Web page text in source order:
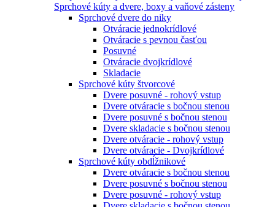
Sprchové kúty a dvere, boxy a vaňové zásteny
Sprchové dvere do niky
Otváracie jednokrídlové
Otváracie s pevnou časťou
Posuvné
Otváracie dvojkrídlové
Skladacie
Sprchové kúty štvorcové
Dvere posuvné - rohový vstup
Dvere otváracie s bočnou stenou
Dvere posuvné s bočnou stenou
Dvere skladacie s bočnou stenou
Dvere otváracie - rohový vstup
Dvere otváracie - Dvojkrídlové
Sprchové kúty obdĺžnikové
Dvere otváracie s bočnou stenou
Dvere posuvné s bočnou stenou
Dvere posuvné - rohový vstup